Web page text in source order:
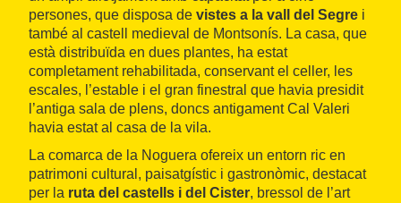
persones, que disposa de vistes a la vall del Segre i
també al castell medieval de Montsonís. La casa, que
està distribuïda en dues plantes, ha estat
completament rehabilitada, conservant el celler, les
escales, l’estable i el gran finestral que havia presidit
l’antiga sala de plens, doncs antigament Cal Valeri
havia estat al casa de la vila.
La comarca de la Noguera ofereix un entorn ric en
patrimoni cultural, paisatgístic i gastronòmic, destacat
per la ruta del castells i del Cister, bressol de l’art